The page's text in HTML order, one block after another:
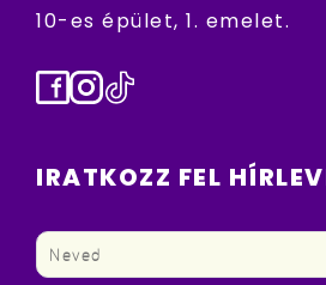
10-es épület, 1. emelet.
Facebook
Instagram
TikTok
IRATKOZZ FEL